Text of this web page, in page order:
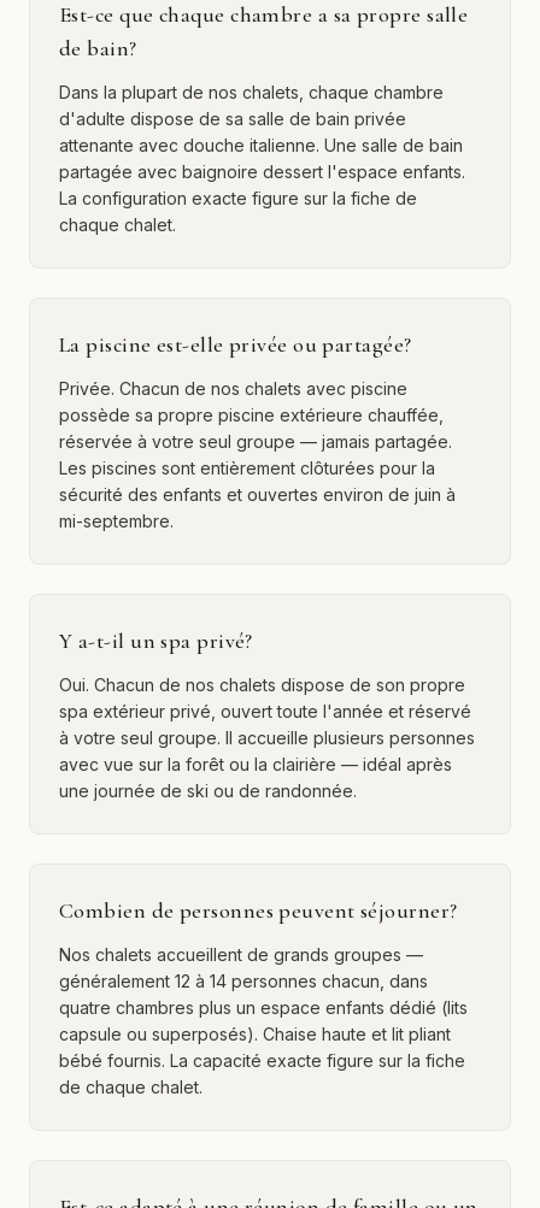
Est-ce que chaque chambre a sa propre salle
de bain?
Dans la plupart de nos chalets, chaque chambre
d'adulte dispose de sa salle de bain privée
attenante avec douche italienne. Une salle de bain
partagée avec baignoire dessert l'espace enfants.
La configuration exacte figure sur la fiche de
chaque chalet.
La piscine est-elle privée ou partagée?
Privée. Chacun de nos chalets avec piscine
possède sa propre piscine extérieure chauffée,
réservée à votre seul groupe — jamais partagée.
Les piscines sont entièrement clôturées pour la
sécurité des enfants et ouvertes environ de juin à
mi-septembre.
Y a-t-il un spa privé?
Oui. Chacun de nos chalets dispose de son propre
spa extérieur privé, ouvert toute l'année et réservé
à votre seul groupe. Il accueille plusieurs personnes
avec vue sur la forêt ou la clairière — idéal après
une journée de ski ou de randonnée.
Combien de personnes peuvent séjourner?
Nos chalets accueillent de grands groupes —
généralement 12 à 14 personnes chacun, dans
quatre chambres plus un espace enfants dédié (lits
capsule ou superposés). Chaise haute et lit pliant
bébé fournis. La capacité exacte figure sur la fiche
de chaque chalet.